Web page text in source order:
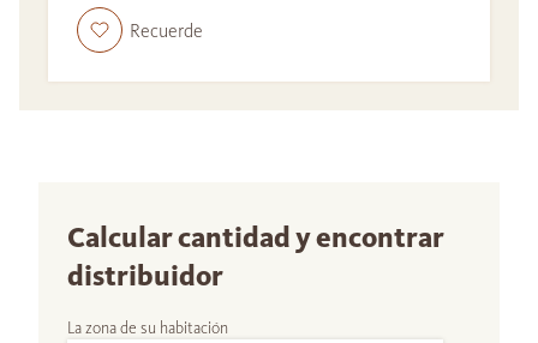
Recuerde
Calcular cantidad y encontrar
distribuidor
La zona de su habitación